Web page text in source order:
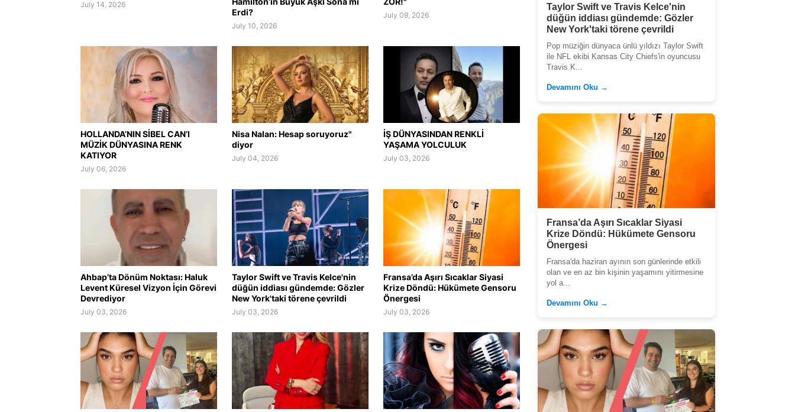
July 14, 2026
Erdi?
July 10, 2026
July 09, 2026
HOLLANDA’NIN SİBEL CAN’I
MÜZİK DÜNYASINA RENK
KATIYOR
July 06, 2026
Nisa Nalan: Hesap soruyoruz"
diyor
July 04, 2026
İŞ DÜNYASINDAN RENKLİ
YAŞAMA YOLCULUK
July 03, 2026
Ahbap’ta Dönüm Noktası: Haluk
Levent Küresel Vizyon İçin Görevi
Devrediyor
July 03, 2026
Taylor Swift ve Travis Kelce'nin
düğün iddiası gündemde: Gözler
New York'taki törene çevrildi
July 03, 2026
Fransa’da Aşırı Sıcaklar Siyasi
Krize Döndü: Hükümete Gensoru
Önergesi
July 03, 2026
Taylor Swift ve Travis Kelce'nin
düğün iddiası gündemde: Gözler
New York'taki törene çevrildi
Pop müziğin dünyaca ünlü yıldızı Taylor Swift
ile NFL ekibi Kansas City Chiefs'in oyuncusu
Travis K...
Devamını Oku →
Fransa’da Aşırı Sıcaklar Siyasi
Krize Döndü: Hükümete Gensoru
Önergesi
Fransa'da haziran ayının son günlerinde etkili
olan ve en az bin kişinin yaşamını yitirmesine
yol a...
Devamını Oku →